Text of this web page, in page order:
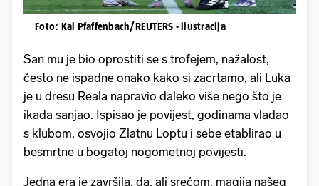
Foto: Kai Pfaffenbach/REUTERS - ilustracija
San mu je bio oprostiti se s trofejem, nažalost,
često ne ispadne onako kako si zacrtamo, ali Luka
je u dresu Reala napravio daleko više nego što je
ikada sanjao. Ispisao je povijest, godinama vladao
s klubom, osvojio Zlatnu Loptu i sebe etablirao u
besmrtne u bogatoj nogometnoj povijesti.
Jedna era je završila, da, ali srećom, magija našeg